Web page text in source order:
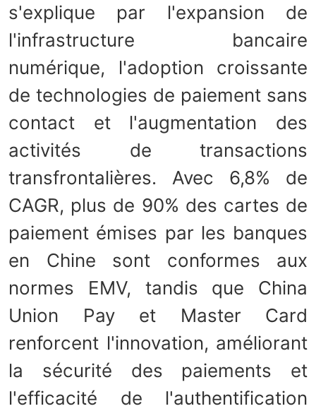
s'explique par l'expansion de
l'infrastructure bancaire
numérique, l'adoption croissante
de technologies de paiement sans
contact et l'augmentation des
activités de transactions
transfrontalières. Avec 6,8% de
CAGR, plus de 90% des cartes de
paiement émises par les banques
en Chine sont conformes aux
normes EMV, tandis que China
Union Pay et Master Card
renforcent l'innovation, améliorant
la sécurité des paiements et
l'efficacité de l'authentification